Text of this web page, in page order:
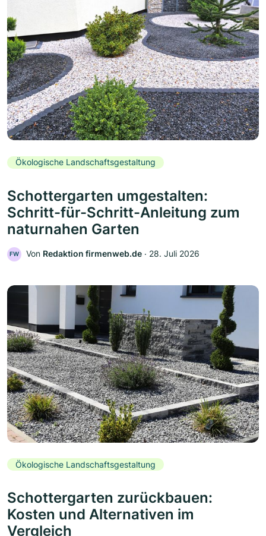
Ökologische Landschaftsgestaltung
Schottergarten umgestalten:
Schritt-für-Schritt-Anleitung zum
naturnahen Garten
FW Von Redaktion firmenweb.de ‧ 28. Juli 2026
Ökologische Landschaftsgestaltung
Schottergarten zurückbauen:
Kosten und Alternativen im
Vergleich